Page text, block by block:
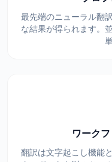
最先端のニューラル翻
な結果が得られます。
ワーク
翻訳は文字起こし機能